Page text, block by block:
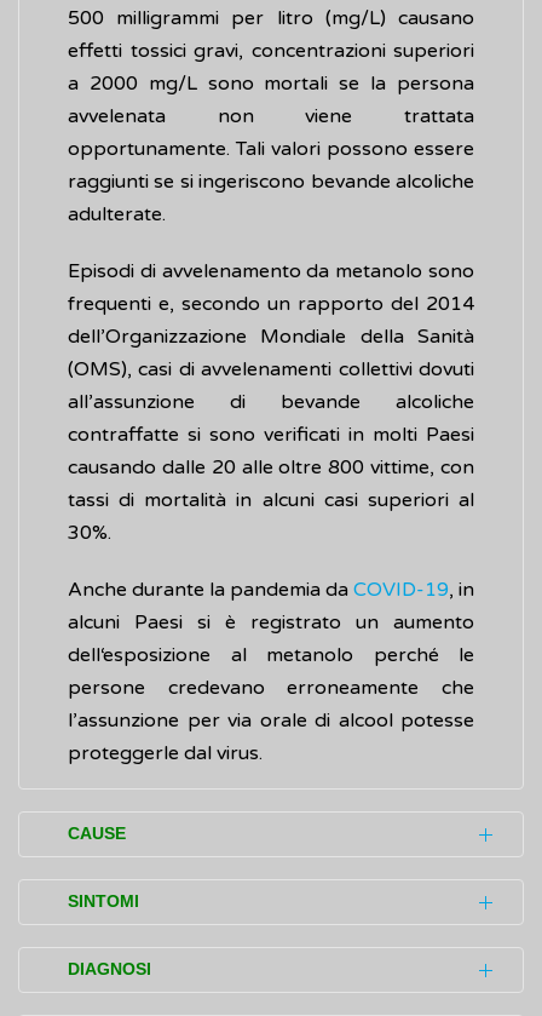
500 milligrammi per litro (mg/L) causano
effetti tossici gravi, concentrazioni superiori
a 2000 mg/L sono mortali se la persona
avvelenata non viene trattata
opportunamente. Tali valori possono essere
raggiunti se si ingeriscono bevande alcoliche
adulterate.
Episodi di avvelenamento da metanolo sono
frequenti e, secondo un rapporto del 2014
dell’Organizzazione Mondiale della Sanità
(OMS), casi di avvelenamenti collettivi dovuti
all’assunzione di bevande alcoliche
contraffatte si sono verificati in molti Paesi
causando dalle 20 alle oltre 800 vittime, con
tassi di mortalità in alcuni casi superiori al
30%.
Anche durante la pandemia da COVID-19, in
alcuni Paesi si è registrato un aumento
dell‘esposizione al metanolo perché le
persone credevano erroneamente che
l’assunzione per via orale di alcool potesse
proteggerle dal virus.
CAUSE
La maggior parte degli avvelenamenti
collettivi è dovuta all’assunzione di bevande
alcoliche contraffatte, nelle quali il metanolo
viene deliberatamente aggiunto per
SINTOMI
I sintomi dell’avvelenamento da metanolo si
manifestano in due fasi: la prima, poco dopo
DIAGNOSI